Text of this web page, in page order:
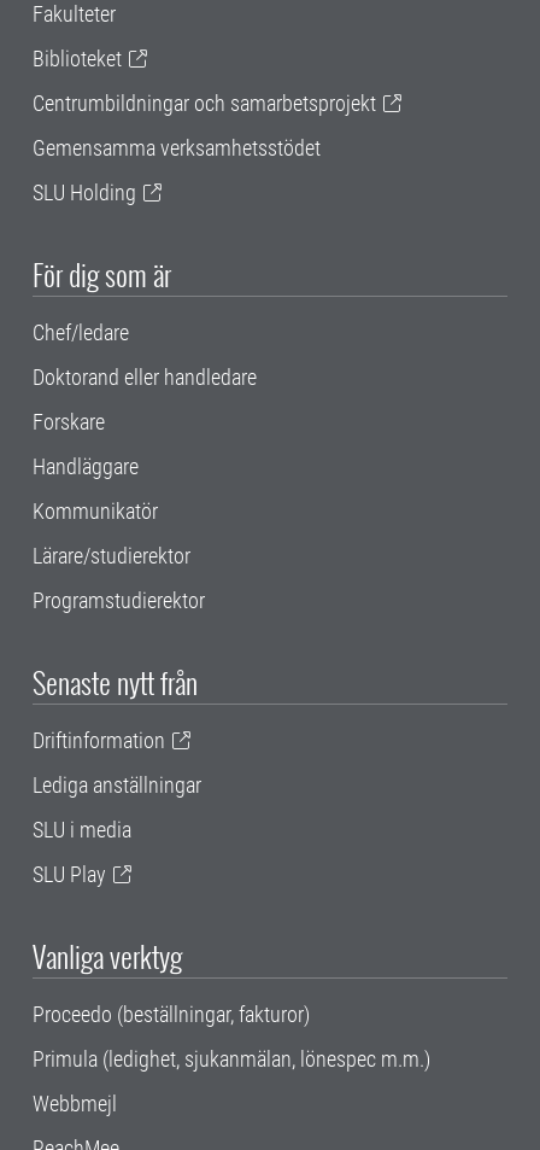
Fakulteter
Biblioteket
Centrumbildningar och samarbetsprojekt
Gemensamma verksamhetsstödet
SLU Holding
För dig som är
Chef/ledare
Doktorand eller handledare
Forskare
Handläggare
Kommunikatör
Lärare/studierektor
Programstudierektor
Senaste nytt från
Driftinformation
Lediga anställningar
SLU i media
SLU Play
Vanliga verktyg
Proceedo (beställningar, fakturor)
Primula (ledighet, sjukanmälan, lönespec m.m.)
Webbmejl